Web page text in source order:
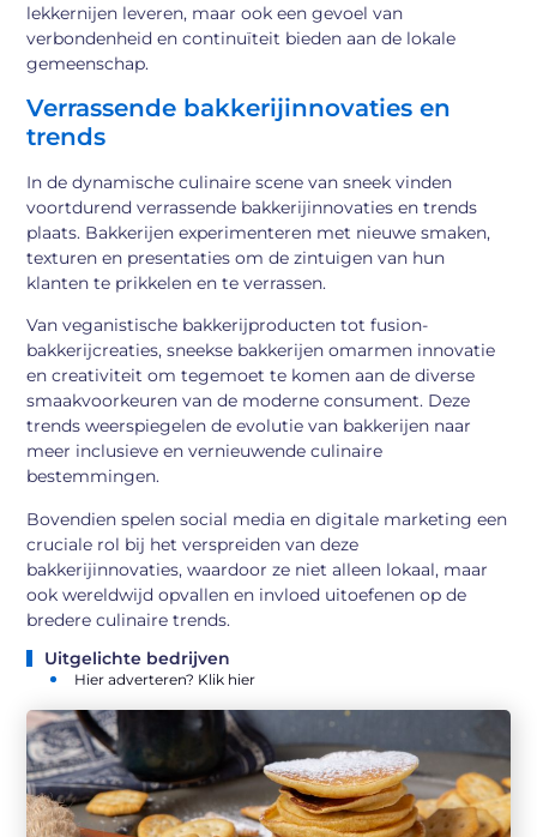
lekkernijen leveren, maar ook een gevoel van
verbondenheid en continuïteit bieden aan de lokale
gemeenschap.
Verrassende bakkerijinnovaties en
trends
In de dynamische culinaire scene van sneek vinden
voortdurend verrassende bakkerijinnovaties en trends
plaats. Bakkerijen experimenteren met nieuwe smaken,
texturen en presentaties om de zintuigen van hun
klanten te prikkelen en te verrassen.
Van veganistische bakkerijproducten tot fusion-
bakkerijcreaties, sneekse bakkerijen omarmen innovatie
en creativiteit om tegemoet te komen aan de diverse
smaakvoorkeuren van de moderne consument. Deze
trends weerspiegelen de evolutie van bakkerijen naar
meer inclusieve en vernieuwende culinaire
bestemmingen.
Bovendien spelen social media en digitale marketing een
cruciale rol bij het verspreiden van deze
bakkerijinnovaties, waardoor ze niet alleen lokaal, maar
ook wereldwijd opvallen en invloed uitoefenen op de
bredere culinaire trends.
Uitgelichte bedrijven
Hier adverteren? Klik hier